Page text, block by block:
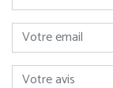
Votre email
Votre avis